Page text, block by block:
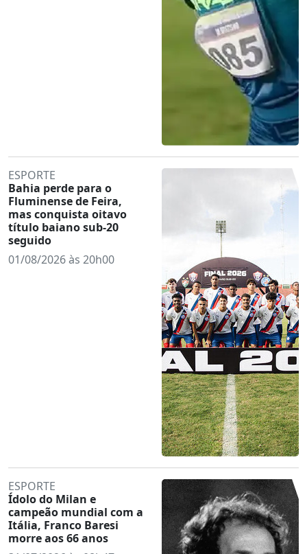
ESPORTE
Bahia perde para o
Fluminense de Feira,
mas conquista oitavo
título baiano sub-20
seguido
01/08/2026 às 20h00
ESPORTE
Ídolo do Milan e
campeão mundial com a
Itália, Franco Baresi
morre aos 66 anos